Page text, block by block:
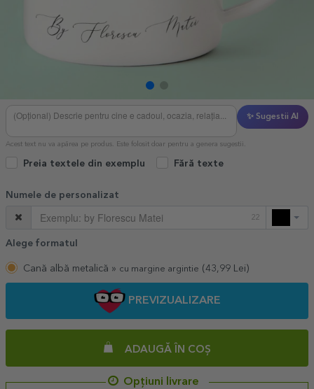
✨ Sugestii AI
Acest text nu va apărea pe produs. Este folosit doar pentru a genera sugestii.
Preia textele din exemplu Fără texte
Numele de personalizat
22
Alege formatul
Cană albă metalică » cu margine argintie (43,99 Lei)
PREVIZUALIZARE
ADAUGĂ ÎN COȘ
Opțiuni livrare